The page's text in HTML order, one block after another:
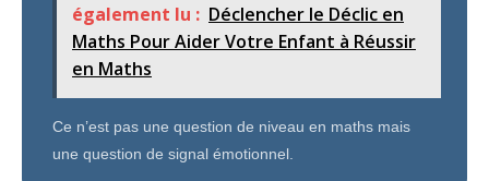
également lu : Déclencher le Déclic en
Maths Pour Aider Votre Enfant à Réussir
en Maths
Ce n’est pas une question de niveau en maths mais
une question de signal émotionnel.